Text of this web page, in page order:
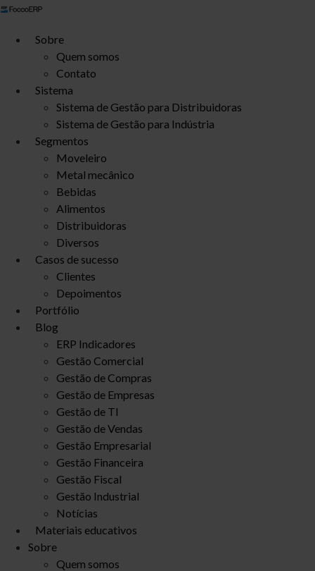
Ir
conteúdo
Sobre
Quem somos
Contato
Sistema
Sistema de Gestão para Distribuidoras
Sistema de Gestão para Indústria
Segmentos
Moveleiro
Metal mecânico
Bebidas
Alimentos
Distribuidoras
Diversos
Casos de sucesso
Clientes
Depoimentos
Portfólio
Blog
ERP Indicadores
Gestão Comercial
Gestão de Compras
Gestão de Empresas
Gestão de TI
Gestão de Vendas
Gestão Empresarial
Gestão Financeira
Gestão Fiscal
Gestão Industrial
Notícias
Materiais educativos
Sobre
Quem somos